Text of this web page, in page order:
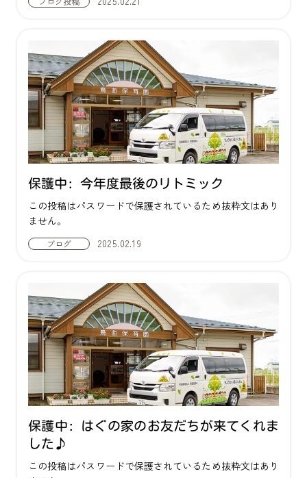
保護中: 今年度最後のリトミック
ブログ 2025.02.19
この投稿はパスワードで保護されているため抜粋文はあり
ません。
保護中: はぐの家のお友だちが来てくれま
した♪
この投稿はパスワードで保護されているため抜粋文はあり